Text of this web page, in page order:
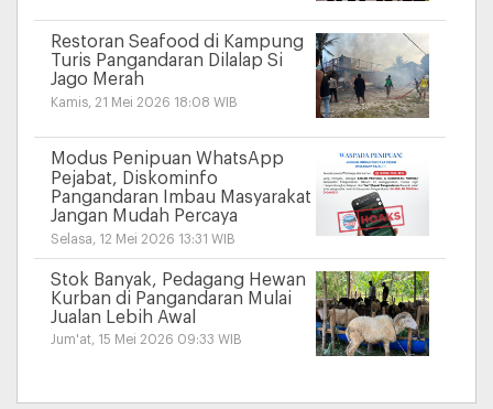
Restoran Seafood di Kampung
Turis Pangandaran Dilalap Si
Jago Merah
Kamis, 21 Mei 2026 18:08 WIB
Modus Penipuan WhatsApp
Pejabat, Diskominfo
Pangandaran Imbau Masyarakat
Jangan Mudah Percaya
Selasa, 12 Mei 2026 13:31 WIB
Stok Banyak, Pedagang Hewan
Kurban di Pangandaran Mulai
Jualan Lebih Awal
Jum'at, 15 Mei 2026 09:33 WIB